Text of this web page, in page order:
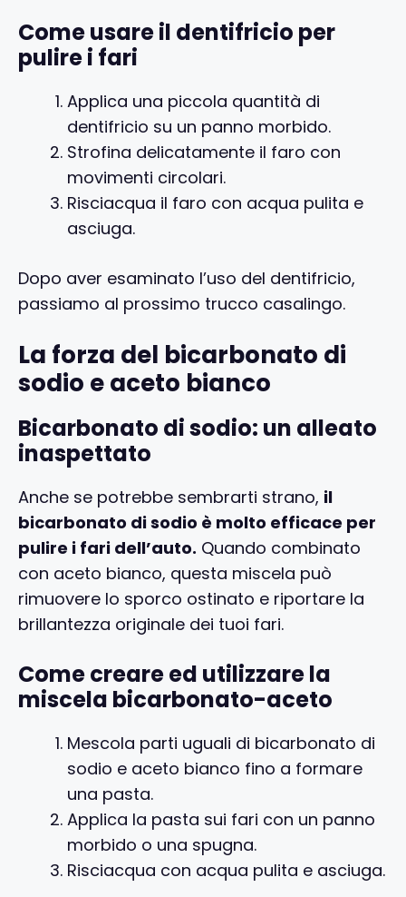
Come usare il dentifricio per
pulire i fari
Applica una piccola quantità di
dentifricio su un panno morbido.
Strofina delicatamente il faro con
movimenti circolari.
Risciacqua il faro con acqua pulita e
asciuga.
Dopo aver esaminato l’uso del dentifricio,
passiamo al prossimo trucco casalingo.
La forza del bicarbonato di
sodio e aceto bianco
Bicarbonato di sodio: un alleato
inaspettato
Anche se potrebbe sembrarti strano, il
bicarbonato di sodio è molto efficace per
pulire i fari dell’auto. Quando combinato
con aceto bianco, questa miscela può
rimuovere lo sporco ostinato e riportare la
brillantezza originale dei tuoi fari.
Come creare ed utilizzare la
miscela bicarbonato-aceto
Mescola parti uguali di bicarbonato di
sodio e aceto bianco fino a formare
una pasta.
Applica la pasta sui fari con un panno
morbido o una spugna.
Risciacqua con acqua pulita e asciuga.